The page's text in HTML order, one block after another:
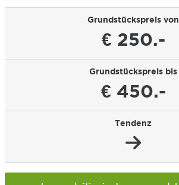
Grundstückspreis von
€ 250.-
Grundstückspreis bis
€ 450.-
Tendenz